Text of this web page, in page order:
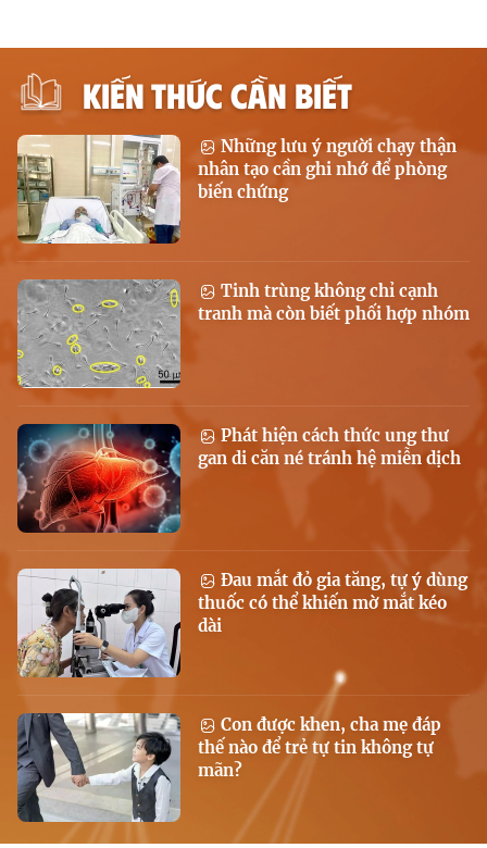
KIẾN THỨC CẦN BIẾT
Những lưu ý người chạy thận
nhân tạo cần ghi nhớ để phòng
biến chứng
Tinh trùng không chỉ cạnh
tranh mà còn biết phối hợp nhóm
Phát hiện cách thức ung thư
gan di căn né tránh hệ miễn dịch
Đau mắt đỏ gia tăng, tự ý dùng
thuốc có thể khiến mờ mắt kéo
dài
Con được khen, cha mẹ đáp
thế nào để trẻ tự tin không tự
mãn?